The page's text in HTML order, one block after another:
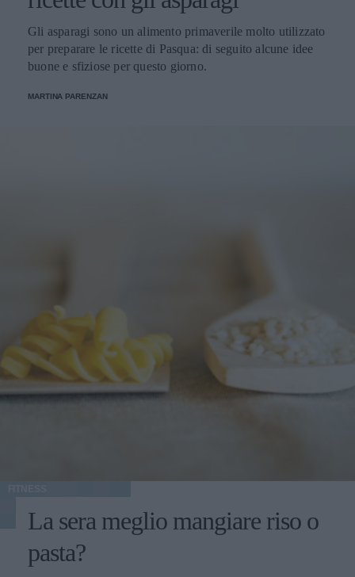
Gli asparagi sono un alimento primaverile molto utilizzato
per preparare le ricette di Pasqua: di seguito alcune idee
buone e sfiziose per questo giorno.
MARTINA PARENZAN
La sera meglio mangiare riso o
pasta?